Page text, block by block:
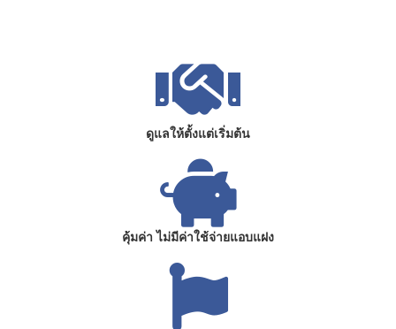
ดูแลให้ตั้งแต่เริ่มต้น
คุ้มค่า ไม่มีค่าใช้จ่ายแอบแฝง